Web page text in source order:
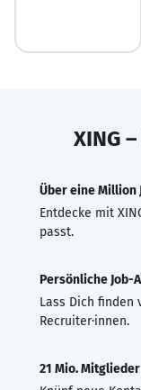
XING
Über eine Million
Entdecke mit
passt.
Persönliche Job-
Lass Dich finden
Recruiter·innen.
21 Mio. Mitglieder